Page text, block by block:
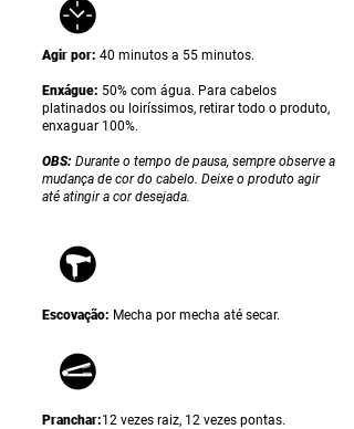
Agir por: 40 minutos a 55 minutos.
Enxágue: 50% com água. Para cabelos
platinados ou loiríssimos, retirar todo o produto,
enxaguar 100%.
OBS: Durante o tempo de pausa, sempre observe a
mudança de cor do cabelo. Deixe o produto agir
até atingir a cor desejada.
Escovação: Mecha por mecha até secar.
Pranchar:12 vezes raiz, 12 vezes pontas.